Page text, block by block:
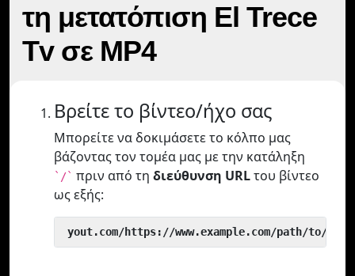
τη μετατόπιση El Trece
Tv σε MP4
Βρείτε το βίντεο/ήχο σας
Μπορείτε να δοκιμάσετε το κόλπο μας
βάζοντας τον τομέα μας με την κατάληξη
`/` πριν από τη διεύθυνση URLτου βίντεο
ως εξής:
yout.com/https://www.example.com/path/to/